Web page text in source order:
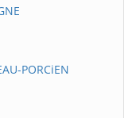
PORCiEN